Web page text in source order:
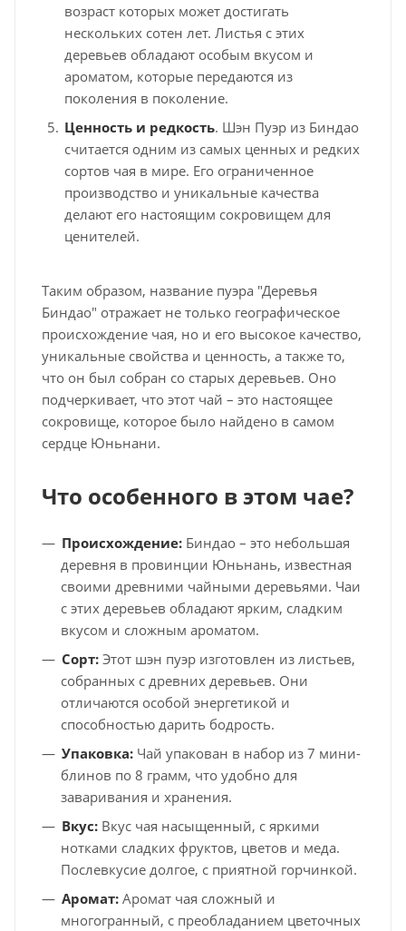
возраст которых может достигать
нескольких сотен лет. Листья с этих
деревьев обладают особым вкусом и
ароматом, которые передаются из
поколения в поколение.
Ценность и редкость. Шэн Пуэр из Биндао
считается одним из самых ценных и редких
сортов чая в мире. Его ограниченное
производство и уникальные качества
делают его настоящим сокровищем для
ценителей.
Таким образом, название пуэра "Деревья
Биндао" отражает не только географическое
происхождение чая, но и его высокое качество,
уникальные свойства и ценность, а также то,
что он был собран со старых деревьев. Оно
подчеркивает, что этот чай – это настоящее
сокровище, которое было найдено в самом
сердце Юньнани.
Что особенного в этом чае?
Происхождение: Биндао – это небольшая
деревня в провинции Юньнань, известная
своими древними чайными деревьями. Чаи
с этих деревьев обладают ярким, сладким
вкусом и сложным ароматом.
Сорт: Этот шэн пуэр изготовлен из листьев,
собранных с древних деревьев. Они
отличаются особой энергетикой и
способностью дарить бодрость.
Упаковка: Чай упакован в набор из 7 мини-
блинов по 8 грамм, что удобно для
заваривания и хранения.
Вкус: Вкус чая насыщенный, с яркими
нотками сладких фруктов, цветов и меда.
Послевкусие долгое, с приятной горчинкой.
Аромат: Аромат чая сложный и
многогранный, с преобладанием цветочных